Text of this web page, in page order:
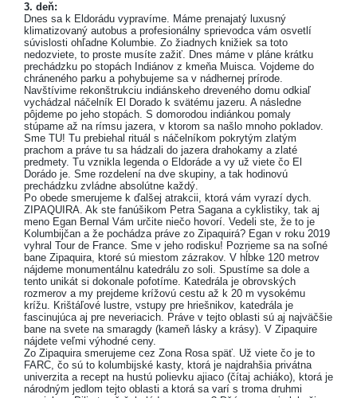
3. deň:
Dnes sa k Eldorádu vypravíme. Máme prenajatý luxusný
klimatizovaný autobus a profesionálny sprievodca vám osvetlí
súvislosti ohľadne Kolumbie. Zo žiadnych knižiek sa toto
nedozviete, to proste musíte zažiť. Dnes máme v pláne krátku
prechádzku po stopách Indiánov z kmeňa Muisca. Vojdeme do
chráneného parku a pohybujeme sa v nádhernej prírode.
Navštívime rekonštrukciu indiánskeho dreveného domu odkiaľ
vychádzal náčelník El Dorado k svätému jazeru. A následne
pôjdeme po jeho stopách. S domorodou indiánkou pomaly
stúpame až na rímsu jazera, v ktorom sa našlo mnoho pokladov.
Sme TU! Tu prebiehal rituál s náčelníkom pokrytým zlatým
prachom a práve tu sa hádzali do jazera drahokamy a zlaté
predmety. Tu vznikla legenda o Eldoráde a vy už viete čo El
Dorádo je. Sme rozdelení na dve skupiny, a tak hodinovú
prechádzku zvládne absolútne každý.
Po obede smerujeme k ďalšej atrakcii, ktorá vám vyrazí dych.
ZIPAQUIRA. Ak ste fanúšikom Petra Sagana a cyklistiky, tak aj
meno Egan Bernal Vám určite niečo hovorí. Vedeli ste, že to je
Kolumbijčan a že pochádza práve zo Zipaquirá? Egan v roku 2019
vyhral Tour de France. Sme v jeho rodisku! Pozrieme sa na soľné
bane Zipaquira, ktoré sú miestom zázrakov. V hĺbke 120 metrov
nájdeme monumentálnu katedrálu zo soli. Spustíme sa dole a
tento unikát si dokonale pofotíme. Katedrála je obrovských
rozmerov a my prejdeme krížovú cestu až k 20 m vysokému
krížu. Krištáľové lustre, vstupy pre hriešnikov, katedrála je
fascinujúca aj pre neveriacich. Práve v tejto oblasti sú aj najväčšie
bane na svete na smaragdy (kameň lásky a krásy). V Zipaquire
nájdete veľmi výhodné ceny.
Zo Zipaquira smerujeme cez Zona Rosa späť. Už viete čo je to
FARC, čo sú to kolumbijské kasty, ktorá je najdrahšia privátna
univerzita a recept na hustú polievku ajiaco (čítaj achiáko), ktorá je
národným jedlom tejto oblasti a ktorá sa varí s troma druhmi